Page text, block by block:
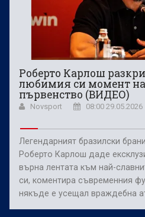
Роберто Карлош
любимия си момент на
първенство (ВИДЕО)
Novsport 08:00 29.05.2026
Легендарният бразилски
Роберто Карлош даде
върна лентата към най-
си, коментира съвременния
някъде е усещал враждебна